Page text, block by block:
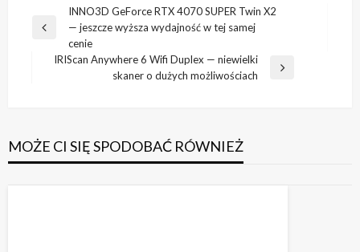
Nawigacja
wpisu
Poprzedni
INNO3D GeForce RTX 4070 SUPER Twin X2
— jeszcze wyższa wydajność w tej samej
cenie
IRIScan Anywhere 6 Wifi Duplex — niewielki
skaner o dużych możliwościach
MOŻE CI SIĘ SPODOBAĆ RÓWNIEŻ